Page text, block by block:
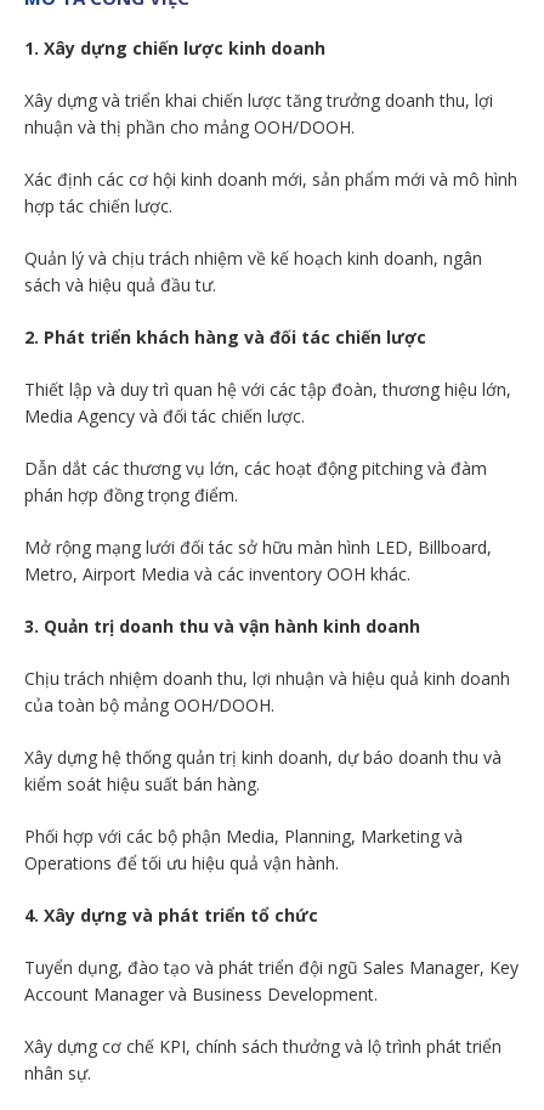
1. Xây dựng chiến lược kinh doanh
Xây dựng và triển khai chiến lược tăng trưởng doanh thu, lợi
nhuận và thị phần cho mảng OOH/DOOH.
Xác định các cơ hội kinh doanh mới, sản phẩm mới và mô hình
hợp tác chiến lược.
Quản lý và chịu trách nhiệm về kế hoạch kinh doanh, ngân
sách và hiệu quả đầu tư.
2. Phát triển khách hàng và đối tác chiến lược
Thiết lập và duy trì quan hệ với các tập đoàn, thương hiệu lớn,
Media Agency và đối tác chiến lược.
Dẫn dắt các thương vụ lớn, các hoạt động pitching và đàm
phán hợp đồng trọng điểm.
Mở rộng mạng lưới đối tác sở hữu màn hình LED, Billboard,
Metro, Airport Media và các inventory OOH khác.
3. Quản trị doanh thu và vận hành kinh doanh
Chịu trách nhiệm doanh thu, lợi nhuận và hiệu quả kinh doanh
của toàn bộ mảng OOH/DOOH.
Xây dựng hệ thống quản trị kinh doanh, dự báo doanh thu và
kiểm soát hiệu suất bán hàng.
Phối hợp với các bộ phận Media, Planning, Marketing và
Operations để tối ưu hiệu quả vận hành.
4. Xây dựng và phát triển tổ chức
Tuyển dụng, đào tạo và phát triển đội ngũ Sales Manager, Key
Account Manager và Business Development.
Xây dựng cơ chế KPI, chính sách thưởng và lộ trình phát triển
nhân sự.